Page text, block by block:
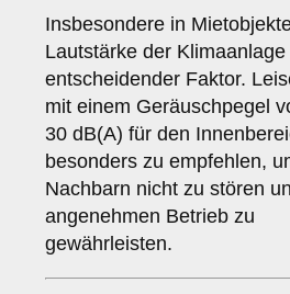
Insbesondere in
Lautstärke der Klimaanlage
entscheidender Faktor.
mit einem Geräuschpegel
30 dB(A) für den
besonders zu empfehlen,
Nachbarn nicht zu stören
angenehmen Betrieb zu
gewährleisten.